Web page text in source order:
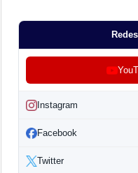
Instagram
Facebook
Twitter